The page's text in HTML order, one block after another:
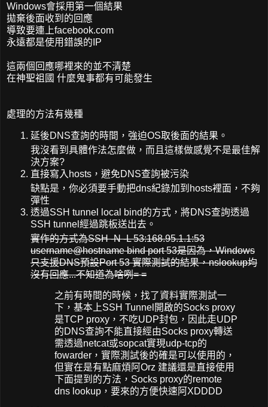
Windows會採用第一個結果
拋棄後面收到的回應
導致要連上facebook.com
永遠都是使用錯誤的IP
這兩個回應哪裡來的並不清楚
在神聖祖國 什麼鬼事都有可能發生
處理的方法有幾種
延後DNS查詢的時間，強迫OS取後面的結果。
我沒看到具體作法怎麼做，而且這樣做感覺不是最佳解
決方案?
直接寫入hosts，避免DNS查詢被污染
缺點是，你必須要手動把dns紀錄加到hosts裡面，不夠
彈性
透過SSH tunnel local bind的方式，將DNS查詢透過
SSH tunnel經過跳板送出去。
實作的方式為SSH -N -L 53:168.95.1.1:53
username@hostname bind port 53是因為，Windows
只支援DNS預設Port 53 實際測試的結果，nslookup均
沒有回應...不知道為啥咧= =
之前有時間的時候，找了資料實際測試一
下，基本上SSH Tunnel開啟的Socks proxy
是TCP proxy，不吃UDP封包，因此走UDP
的DNS查詢不能直接經由Socks proxy轉送
需透過netcat或sopcat實現udp-tcp的
fowarder，實際測試後的確是可以使用的，
但實在是有點麻煩阿Orz 建議還是直接使用
下面提到的方法，Socks proxy的remote
dns lookup，要來的方便快速阿XDDDD